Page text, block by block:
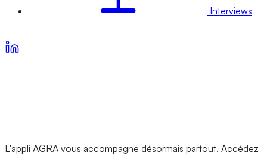
Interviews
L'appli AGRA vous accompagne désormais partout. Accédez